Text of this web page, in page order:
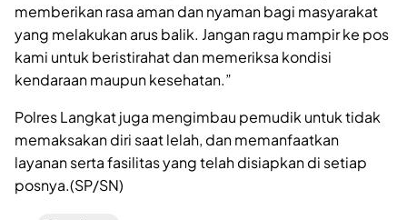
memberikan rasa aman dan nyaman bagi masyarakat
yang melakukan arus balik. Jangan ragu mampir ke pos
kami untuk beristirahat dan memeriksa kondisi
kendaraan maupun kesehatan.”
Polres Langkat juga mengimbau pemudik untuk tidak
memaksakan diri saat lelah, dan memanfaatkan
layanan serta fasilitas yang telah disiapkan di setiap
posnya.(SP/SN)